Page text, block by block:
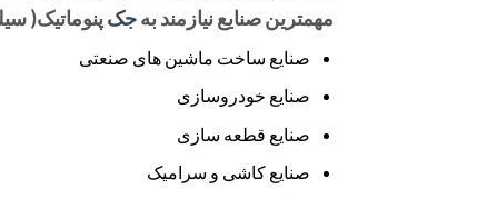
مهمترین صنایع نیازمند بهجکپنوماتیک(
صنایع ساخت ماشین های صنعتی
صنایع خودروسازی
صنایع قطعه سازی
صنایع کاشی و سرامیک